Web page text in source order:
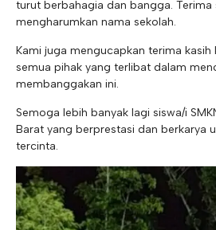
turut berbahagia dan bangga. Terima
mengharumkan nama sekolah.
Kami juga mengucapkan terima kasih
semua pihak yang terlibat dalam
membanggakan ini.
Semoga lebih banyak lagi siswa/i
Barat yang berprestasi dan berkarya
tercinta.